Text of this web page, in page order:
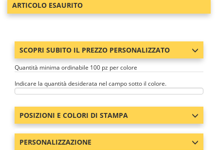
ARTICOLO ESAURITO
SCOPRI SUBITO IL PREZZO PERSONALIZZATO
Quantità minima ordinabile 100 pz per colore
Indicare la quantità desiderata nel campo sotto il colore.
POSIZIONI E COLORI DI STAMPA
PERSONALIZZAZIONE